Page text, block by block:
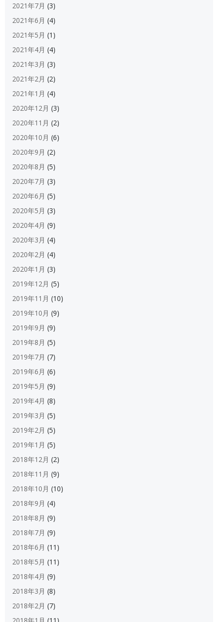
2021年7月 (3)
2021年6月 (4)
2021年5月 (1)
2021年4月 (4)
2021年3月 (3)
2021年2月 (2)
2021年1月 (4)
2020年12月 (3)
2020年11月 (2)
2020年10月 (6)
2020年9月 (2)
2020年8月 (5)
2020年7月 (3)
2020年6月 (5)
2020年5月 (3)
2020年4月 (9)
2020年3月 (4)
2020年2月 (4)
2020年1月 (3)
2019年12月 (5)
2019年11月 (10)
2019年10月 (9)
2019年9月 (9)
2019年8月 (5)
2019年7月 (7)
2019年6月 (6)
2019年5月 (9)
2019年4月 (8)
2019年3月 (5)
2019年2月 (5)
2019年1月 (5)
2018年12月 (2)
2018年11月 (9)
2018年10月 (10)
2018年9月 (4)
2018年8月 (9)
2018年7月 (9)
2018年6月 (11)
2018年5月 (11)
2018年4月 (9)
2018年3月 (8)
2018年2月 (7)